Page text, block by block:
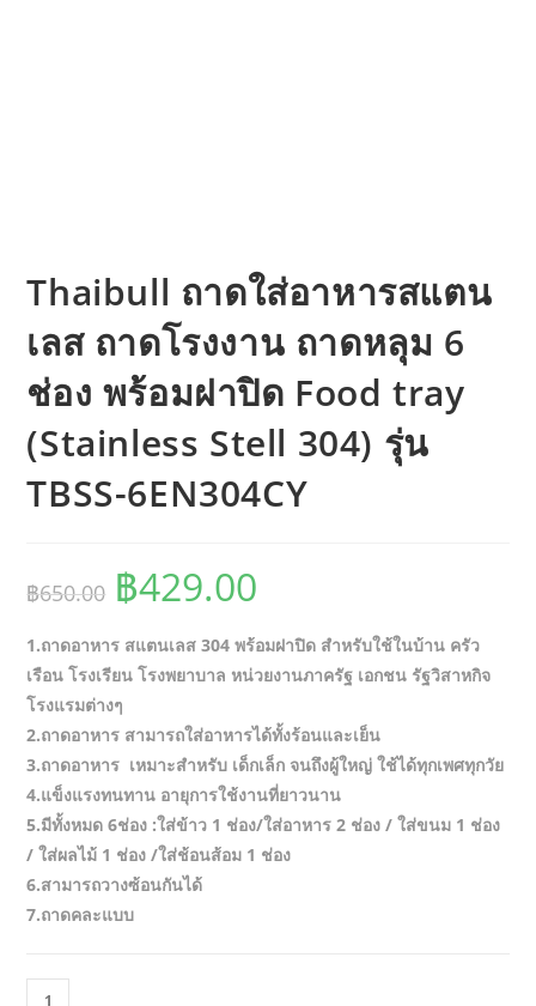
Thaibull ถาดใส่อาหารสแตน
เลส ถาดโรงงาน ถาดหลุม 6
ช่อง พร้อมฝาปิด Food tray
(Stainless Stell 304) รุ่น
TBSS-6EN304CY
฿650.00 Original
was:
฿650.00.
฿429.00
price
is:
฿429.00.
1.ถาดอาหาร สแตนเลส 304 พร้อมฝาปิด สำหรับใช้ในบ้าน ครัว
เรือน โรงเรียน โรงพยาบาล หน่วยงานภาครัฐ เอกชน รัฐวิสาหกิจ
โรงแรมต่างๆ
2.ถาดอาหาร สามารถใส่อาหารได้ทั้งร้อนและเย็น
3.ถาดอาหาร เหมาะสำหรับ เด็กเล็ก จนถึงผู้ใหญ่ ใช้ได้ทุกเพศทุกวัย
4.แข็งแรงทนทาน อายุการใช้งานที่ยาวนาน
5.มีทั้งหมด 6ช่อง :ใส่ข้าว 1 ช่อง/ใส่อาหาร 2 ช่อง / ใส่ขนม 1 ช่อง
/ ใส่ผลไม้ 1 ช่อง /ใส่ช้อนส้อม 1 ช่อง
6.สามารถวางซ้อนกันได้
7.ถาดคละแบบ
จำนวน